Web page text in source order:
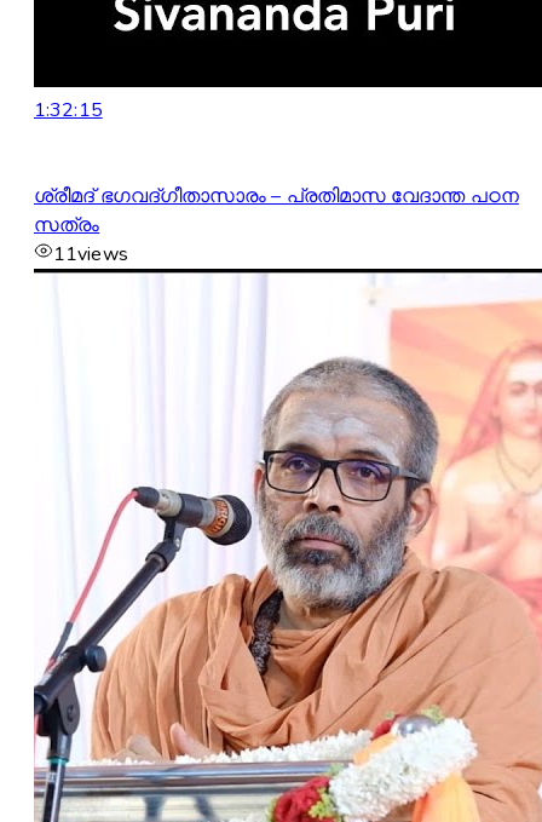
1:32:15
ശ്രീമദ് ഭഗവദ്ഗീതാസാരം – പ്രതിമാസ വേദാന്ത പഠന
സത്രം
11views